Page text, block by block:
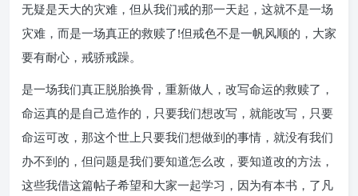
无疑是天大的灾难，但从我们戒的那一天起，这就不是一场
灾难，而是一场真正的救赎了!但戒色不是一帆风顺的，大家
要有耐心，戒骄戒躁。
是一场我们真正脱胎换骨，重新做人，改写命运的救赎了，
命运真的是自己造作的，只要我们想改写，就能改写，只要
命运可改，那这个世上只要我们想做到的事情，就没有我们
办不到的，但问题是我们要知道怎么改，要知道改的方法，
这些我借这篇帖子希望和大家一起学习，因为有本书，了凡